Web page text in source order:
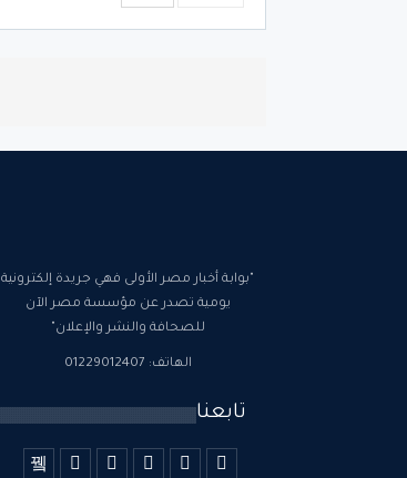
"بوابة أخبار مصر الأولى فهي جريدة إلكترونية
يومية تصدر عن مؤسسة مصر الآن
للصحافة والنشر والإعلان"
الهاتف: 01229012407
تابعنا